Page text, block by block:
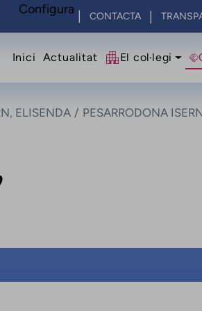
CONTACTA
Navegació
Inici Actualitat El col·legi
ELISENDA PESARRODONA
Configura